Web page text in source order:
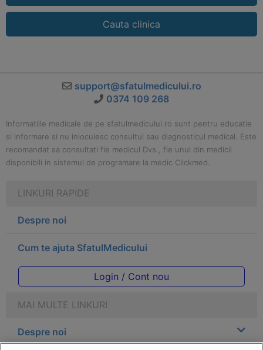
Cauta clinica
support@sfatulmedicului.ro
0374 109 268
Informatiile medicale de pe sfatulmedicului.ro sunt pentru educatie
si informare si nu inlocuiesc consultul sau diagnosticul medical. Este
recomandat sa consultati fie medicul Dvs., fie unul din medicii
disponibili in sistemul de programare la medic Clickmed.
LINKURI RAPIDE
Despre noi
Cum te ajuta SfatulMedicului
Login / Cont nou
MAI MULTE LINKURI
Despre noi